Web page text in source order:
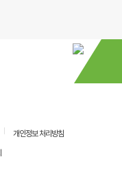
개인정보 처리방침